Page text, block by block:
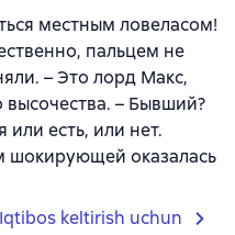
местным ловеласом!
пальцем не
– Это лорд Макс,
– Бывший?
или есть, или нет.
шокирующей оказалась
Iqtibos keltirish uchun